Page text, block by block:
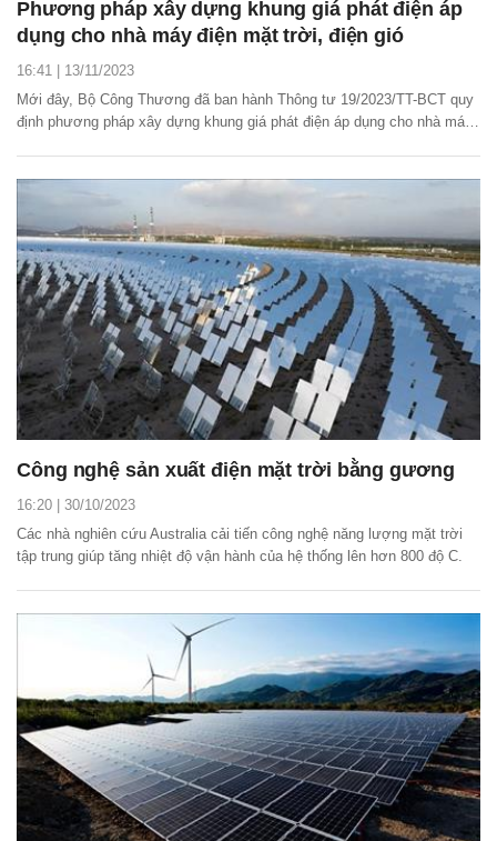
Phương pháp xây dựng khung giá phát điện áp
dụng cho nhà máy điện mặt trời, điện gió
16:41 | 13/11/2023
Mới đây, Bộ Công Thương đã ban hành Thông tư 19/2023/TT-BCT quy
định phương pháp xây dựng khung giá phát điện áp dụng cho nhà máy
Công nghệ sản xuất điện mặt trời bằng gương
16:20 | 30/10/2023
Các nhà nghiên cứu Australia cải tiến công nghệ năng lượng mặt trời
tập trung giúp tăng nhiệt độ vận hành của hệ thống lên hơn 800 độ C.